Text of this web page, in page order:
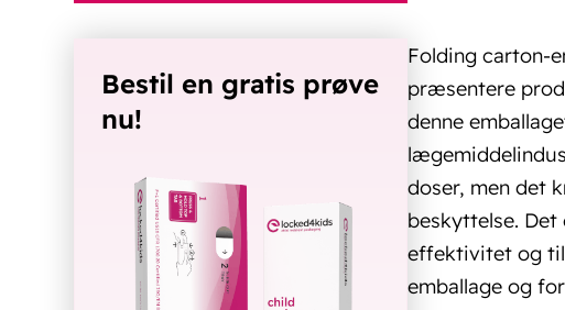
Bestil en gratis prøve
nu!
Folding carton-
præsentere
denne
doser, men det
beskyttelse.
effektivitet og
emballage og